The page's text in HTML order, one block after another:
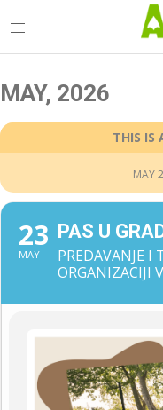
MAY, 2026
THIS IS
MAY
23
MAY
PAS U
PREDAVANJE I
ORGANIZACIJI